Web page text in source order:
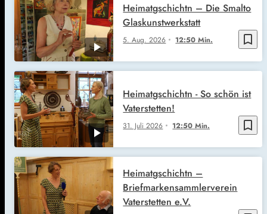
bookmark_border
5. Aug. 2026 12:50 Min.
Heimatgschichtn – Die Smalto
Glaskunstwerkstatt
bookmark_border
31. Juli 2026 12:50 Min.
Heimatgschichtn - So schön ist
Vaterstetten!
Heimatgschichtn –
Briefmarkensammlerverein
Vaterstetten e.V.